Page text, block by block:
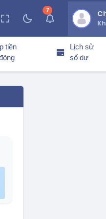
7thông báo chưa đọc
tiền
Lịch sử
số dư